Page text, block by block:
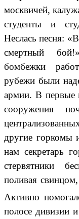
москвичей,
студенты и
Неслась песня:
смертный
бомбежки
рубежи были
армии. В первые
сооружения
другие горкомы
нам секретарь
стервятники
поливая
Активно
полосе дивизии